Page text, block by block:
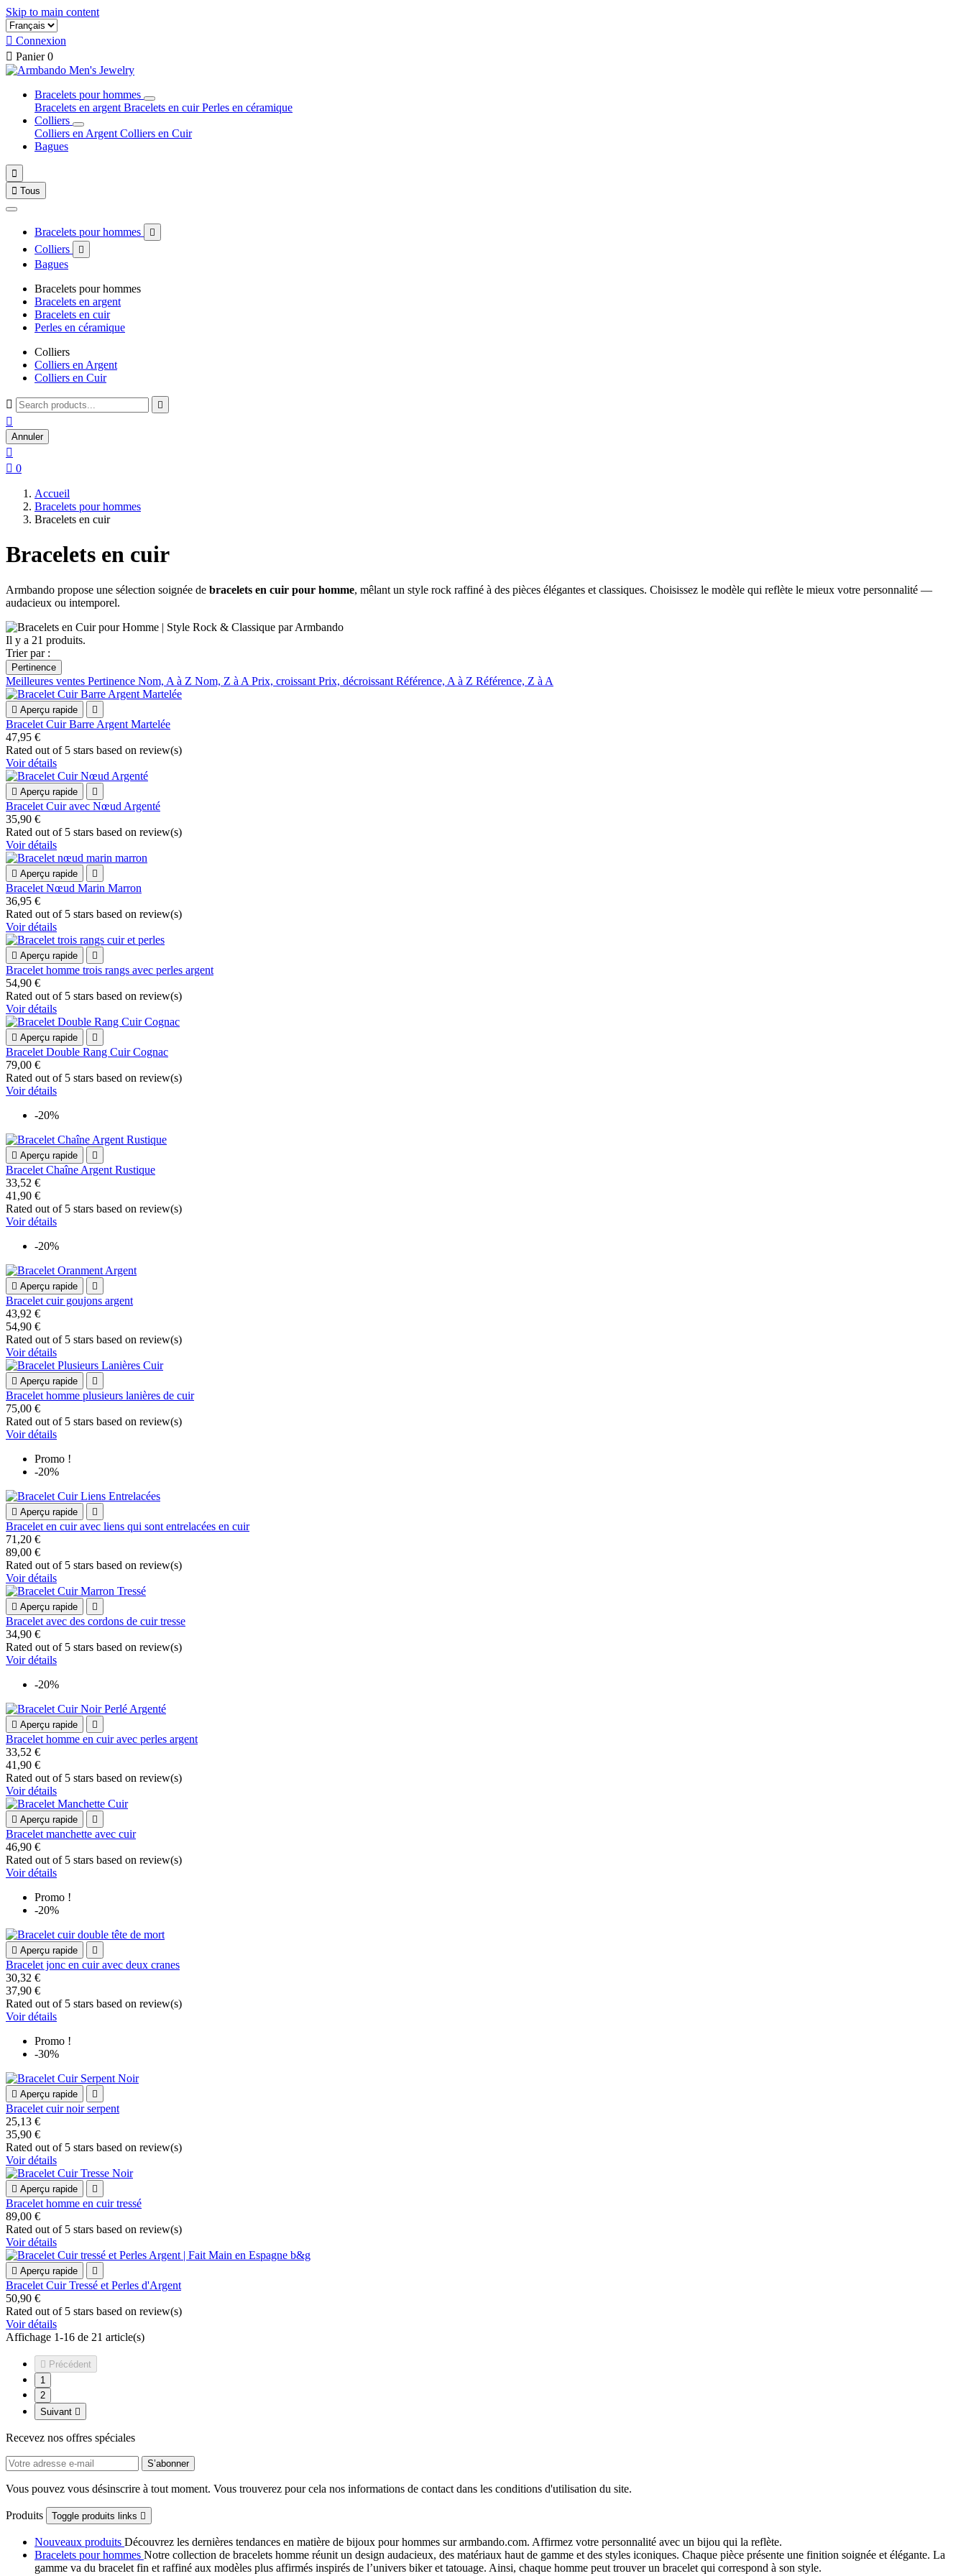
Skip to main content
 Connexion
 Panier 0
Bracelets pour hommes
Bracelets en argent Bracelets en cuirPerles en céramique
Colliers
Colliers en Argent Colliers en Cuir
Bagues

 Tous
Bracelets pour hommes 
Colliers 
Bagues
Bracelets pour hommes
Bracelets en argent
Bracelets en cuir
Perles en céramique
Colliers
Colliers en Argent
Colliers en Cuir
 

Annuler

 0
Accueil
Bracelets pour hommes
Bracelets en cuir
Bracelets en cuir
Armbando propose une sélection soignée de bracelets en cuir pour homme, mêlant un style rock raffiné à des pièces élégantes et classiques. Choisissez le modèle qui reflète le mieux votre personnalité —
audacieux ou intemporel.
Il y a 21 produits.
Trier par :
Pertinence
Meilleures ventes Pertinence Nom, A à Z Nom, Z à A Prix, croissant Prix, décroissant Référence, A à Z Référence, Z à A
 Aperçu rapide 
Bracelet Cuir Barre Argent Martelée
47,95 €
Rated out of 5 stars based on review(s)
Voir détails
 Aperçu rapide 
Bracelet Cuir avec Nœud Argenté
35,90 €
Rated out of 5 stars based on review(s)
Voir détails
 Aperçu rapide 
Bracelet Nœud Marin Marron
36,95 €
Rated out of 5 stars based on review(s)
Voir détails
 Aperçu rapide 
Bracelet homme trois rangs avec perles argent
54,90 €
Rated out of 5 stars based on review(s)
Voir détails
 Aperçu rapide 
Bracelet Double Rang Cuir Cognac
79,00 €
Rated out of 5 stars based on review(s)
Voir détails
-20%
 Aperçu rapide 
Bracelet Chaîne Argent Rustique
33,52 €
41,90 €
Rated out of 5 stars based on review(s)
Voir détails
-20%
 Aperçu rapide 
Bracelet cuir goujons argent
43,92 €
54,90 €
Rated out of 5 stars based on review(s)
Voir détails
 Aperçu rapide 
Bracelet homme plusieurs lanières de cuir
75,00 €
Rated out of 5 stars based on review(s)
Voir détails
Promo !
-20%
 Aperçu rapide 
Bracelet en cuir avec liens qui sont entrelacées en cuir
71,20 €
89,00 €
Rated out of 5 stars based on review(s)
Voir détails
 Aperçu rapide 
Bracelet avec des cordons de cuir tresse
34,90 €
Rated out of 5 stars based on review(s)
Voir détails
-20%
 Aperçu rapide 
Bracelet homme en cuir avec perles argent
33,52 €
41,90 €
Rated out of 5 stars based on review(s)
Voir détails
 Aperçu rapide 
Bracelet manchette avec cuir
46,90 €
Rated out of 5 stars based on review(s)
Voir détails
Promo !
-20%
 Aperçu rapide 
Bracelet jonc en cuir avec deux cranes
30,32 €
37,90 €
Rated out of 5 stars based on review(s)
Voir détails
Promo !
-30%
 Aperçu rapide 
Bracelet cuir noir serpent
25,13 €
35,90 €
Rated out of 5 stars based on review(s)
Voir détails
 Aperçu rapide 
Bracelet homme en cuir tressé
89,00 €
Rated out of 5 stars based on review(s)
Voir détails
 Aperçu rapide 
Bracelet Cuir Tressé et Perles d'Argent
50,90 €
Rated out of 5 stars based on review(s)
Voir détails
Affichage 1-16 de 21 article(s)
 Précédent
1
2
Suivant 
Recevez nos offres spéciales
Vous pouvez vous désinscrire à tout moment. Vous trouverez pour cela nos informations de contact dans les conditions d'utilisation du site.
Produits Toggle produits links 
Nouveaux produits Découvrez les dernières tendances en matière de bijoux pour hommes sur armbando.com. Affirmez votre personnalité avec un bijou qui la reflète.
Bracelets pour hommes Notre collection de bracelets homme réunit un design audacieux, des matériaux haut de gamme et des styles iconiques. Chaque pièce présente une finition soignée et élégante. La
gamme va du bracelet fin et raffiné aux modèles plus affirmés inspirés de l’univers biker et tatouage. Ainsi, chaque homme peut trouver un bracelet qui correspond à son style.